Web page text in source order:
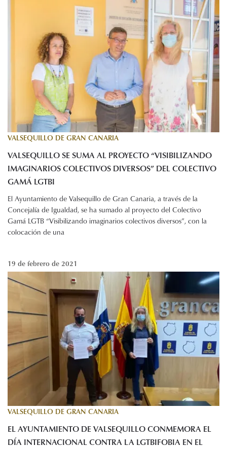
VALSEQUILLO DE GRAN CANARIA
VALSEQUILLO SE SUMA AL PROYECTO “VISIBILIZANDO
IMAGINARIOS COLECTIVOS DIVERSOS” DEL COLECTIVO
GAMÁ LGTBI
El Ayuntamiento de Valsequillo de Gran Canaria, a través de la
Concejalía de Igualdad, se ha sumado al proyecto del Colectivo
Gamá LGTB “Visibilizando imaginarios colectivos diversos”, con la
colocación de una
19 de febrero de 2021
VALSEQUILLO DE GRAN CANARIA
EL AYUNTAMIENTO DE VALSEQUILLO CONMEMORA EL
DÍA INTERNACIONAL CONTRA LA LGTBIFOBIA EN EL